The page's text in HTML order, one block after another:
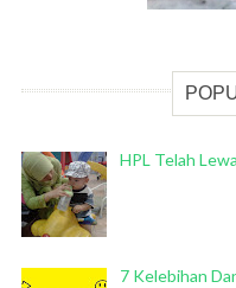
HPL Telah
7 Kelebihan